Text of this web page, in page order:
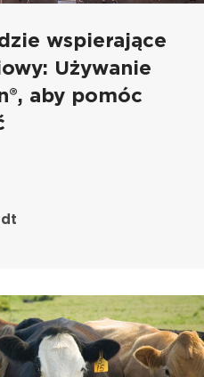
wspierające
Używanie
aby pomóc